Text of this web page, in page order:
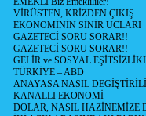
VİRÜSTEN, KRİZDEN ÇIKIŞ
EKONOMİNİN SİNİR UCLARI
GAZETECİ SORU SORAR!!
GAZETECİ SORU SORAR!!
GELİR ve SOSYAL
TÜRKİYE – ABD
ANAYASA NASIL
KANALLI EKONOMİ
DOLAR, NASIL HAZİNEMİZE